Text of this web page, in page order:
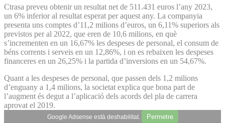
Ctrasa preveu obtenir un resultat net de 511.431 euros l’any 2023,
un 6% inferior al resultat esperat per aquest any. La companyia
presenta uns comptes d’11,2 milions d’euros, un 6,11% superiors als
previstos per al 2022, que eren de 10,6 milions, en què
s’incrementen en un 16,67% les despeses de personal, el consum de
béns corrents i serveis en un 12,86%, i on es rebaixen les despeses
financeres en un 26,25% i la partida d’inversions en un 54,67%.
Quant a les despeses de personal, que passen dels 1,2 milions
d’enguany a 1,4 milions, la societat explica que bona part de
l’augment és degut a l’aplicació dels acords del pla de carrera
aprovat el 2019.
Google Adsense està deshabilitat. Permetre